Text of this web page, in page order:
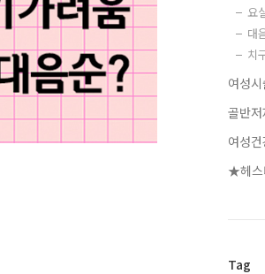
요
대
치
여성시
골반
여성건
★헤스
Tag